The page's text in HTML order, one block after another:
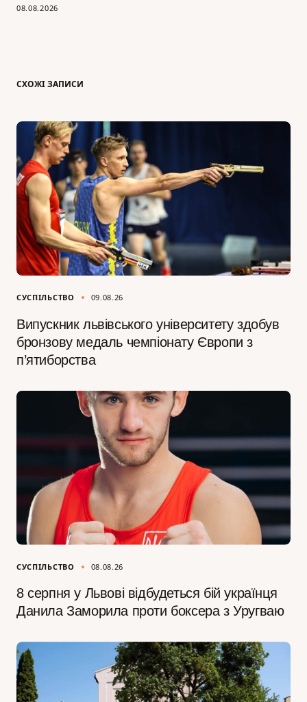
08.08.2026
СХОЖІ ЗАПИСИ
СУСПІЛЬСТВО 09.08.26
Випускник львівського університету здобув
бронзову медаль чемпіонату Європи з
п’ятиборства
СУСПІЛЬСТВО 08.08.26
8 серпня у Львові відбудеться бій українця
Данила Заморила проти боксера з Уругваю